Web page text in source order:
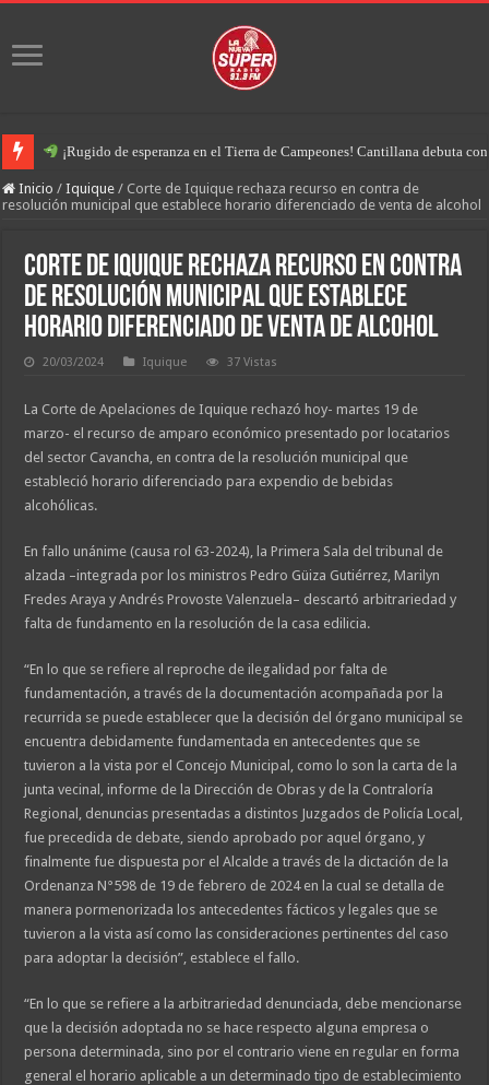
¡Rugido de esperanza en el Tierra de Campeones! Cantillana debuta
Inicio / Iquique / Corte de Iquique rechaza recurso en contra de
resolución municipal que establece horario diferenciado de venta de alcohol
Corte de Iquique rechaza recurso en contra
de resolución municipal que establece
horario diferenciado de venta de alcohol
20/03/2024 Iquique 37 Vistas
La Corte de Apelaciones de Iquique rechazó hoy- martes 19 de
marzo- el recurso de amparo económico presentado por locatarios
del sector Cavancha, en contra de la resolución municipal que
estableció horario diferenciado para expendio de bebidas
alcohólicas.
En fallo unánime (causa rol 63-2024), la Primera Sala del tribunal de
alzada –integrada por los ministros Pedro Güiza Gutiérrez, Marilyn
Fredes Araya y Andrés Provoste Valenzuela– descartó arbitrariedad y
falta de fundamento en la resolución de la casa edilicia.
“En lo que se refiere al reproche de ilegalidad por falta de
fundamentación, a través de la documentación acompañada por la
recurrida se puede establecer que la decisión del órgano municipal se
encuentra debidamente fundamentada en antecedentes que se
tuvieron a la vista por el Concejo Municipal, como lo son la carta de la
junta vecinal, informe de la Dirección de Obras y de la Contraloría
Regional, denuncias presentadas a distintos Juzgados de Policía Local,
fue precedida de debate, siendo aprobado por aquel órgano, y
finalmente fue dispuesta por el Alcalde a través de la dictación de la
Ordenanza N°598 de 19 de febrero de 2024 en la cual se detalla de
manera pormenorizada los antecedentes fácticos y legales que se
tuvieron a la vista así como las consideraciones pertinentes del caso
para adoptar la decisión”, establece el fallo.
“En lo que se refiere a la arbitrariedad denunciada, debe mencionarse
que la decisión adoptada no se hace respecto alguna empresa o
persona determinada, sino por el contrario viene en regular en forma
general el horario aplicable a un determinado tipo de establecimiento